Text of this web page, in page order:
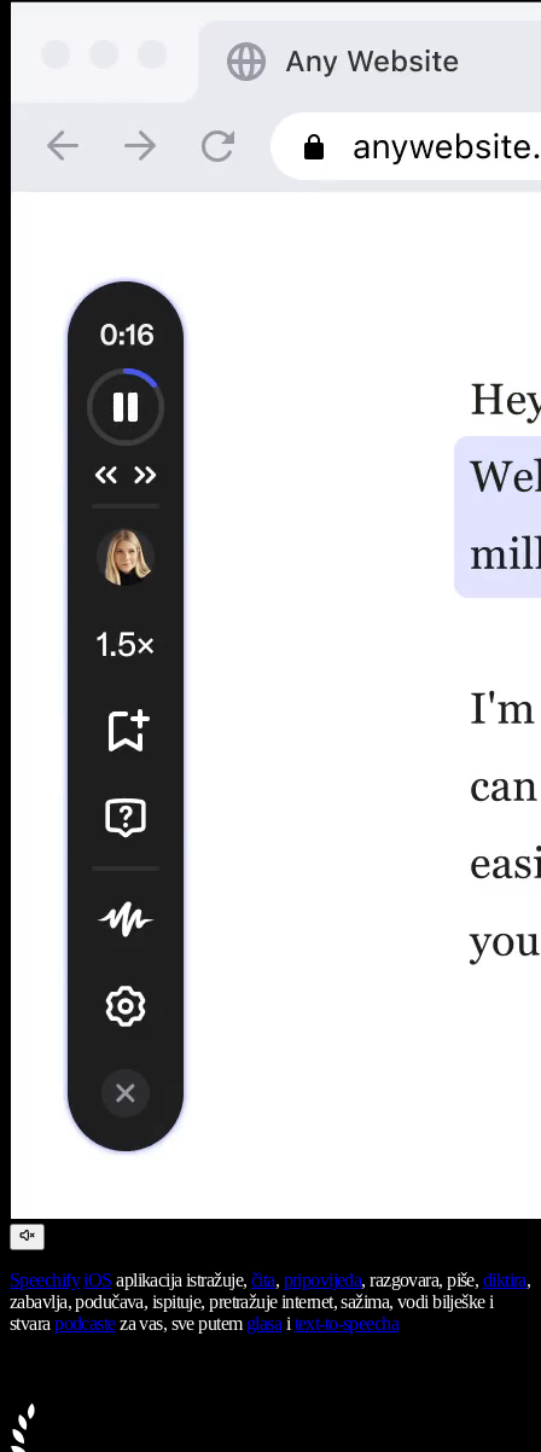
Speechify iOS aplikacija istražuje, čita, pripovijeda, razgovara, piše, diktira,
zabavlja, podučava, ispituje, pretražuje internet, sažima, vodi bilješke i
stvarapodcasteza vas, sve putem glasaitext-to-speecha